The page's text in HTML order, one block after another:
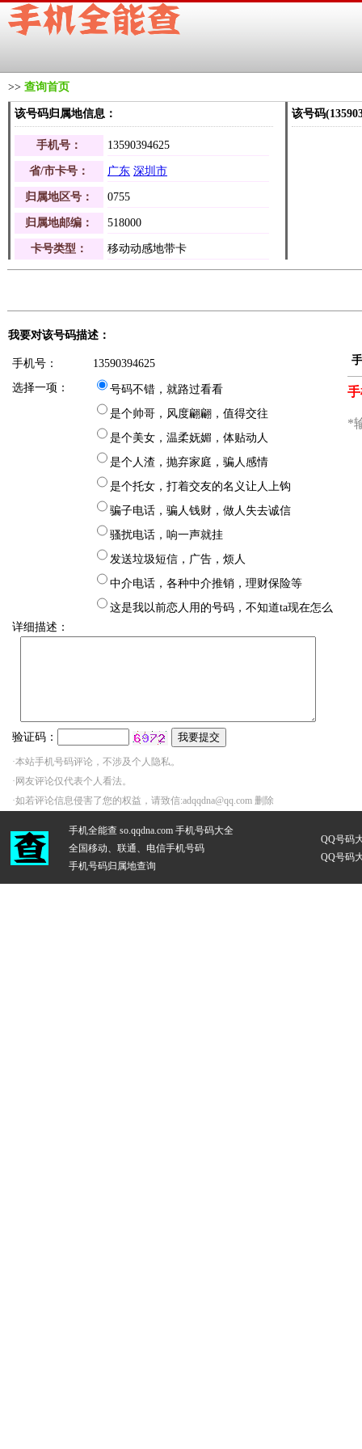
>> 查询首页
该号码归属地信息：
手机号： 13590394625
省/市卡号： 广东 深圳市
归属地区号： 0755
归属地邮编： 518000
卡号类型： 移动动感地带卡
该号码
我要对该号码描述：
手机号：
13590394625
选择一项：
号码不错，就路过看看
是个帅哥，风度翩翩，值得交往
是个美女，温柔妩媚，体贴动人
是个人渣，抛弃家庭，骗人感情
是个托女，打着交友的名义让人上钩
骗子电话，骗人钱财，做人失去诚信
骚扰电话，响一声就挂
发送垃圾短信，广告，烦人
中介电话，各种中介推销，理财保险等
这是我以前恋人用的号码，不知道ta现在怎么
详细描述：
验证码：
·本站手机号码评论，不涉及个人隐私。
·网友评论仅代表个人看法。
·如若评论信息侵害了您的权益，请致信:adqqdna@qq.com 删除
手机全能查 so.qqdna.com 手机号码大全
全国移动、联通、电信手机号码
手机号码归属地查询
QQ号码
QQ号码